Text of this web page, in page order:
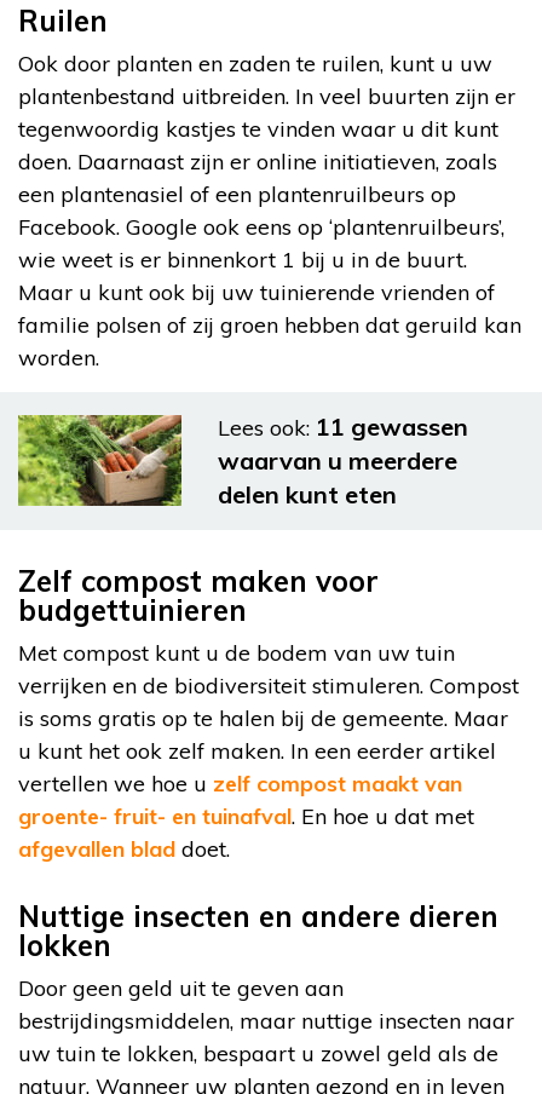
Ruilen
Ook door planten en zaden te ruilen, kunt u uw
plantenbestand uitbreiden. In veel buurten zijn er
tegenwoordig kastjes te vinden waar u dit kunt
doen. Daarnaast zijn er online initiatieven, zoals
een plantenasiel of een plantenruilbeurs op
Facebook. Google ook eens op ‘plantenruilbeurs’,
wie weet is er binnenkort 1 bij u in de buurt.
Maar u kunt ook bij uw tuinierende vrienden of
familie polsen of zij groen hebben dat geruild kan
worden.
Lees ook: 11 gewassen
waarvan u meerdere
delen kunt eten
Zelf compost maken voor
budgettuinieren
Met compost kunt u de bodem van uw tuin
verrijken en de biodiversiteit stimuleren. Compost
is soms gratis op te halen bij de gemeente. Maar
u kunt het ook zelf maken. In een eerder artikel
vertellen we hoe u zelf compost maakt van
groente- fruit- en tuinafval. En hoe u dat met
afgevallen blad doet.
Nuttige insecten en andere dieren
lokken
Door geen geld uit te geven aan
bestrijdingsmiddelen, maar nuttige insecten naar
uw tuin te lokken, bespaart u zowel geld als de
natuur. Wanneer uw planten gezond en in leven